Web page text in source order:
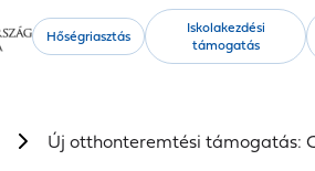
Kiemelt
tartalmak
Hőségriasztás
Iskolakezdési
támogatás
Új otthonteremtési támogatás: